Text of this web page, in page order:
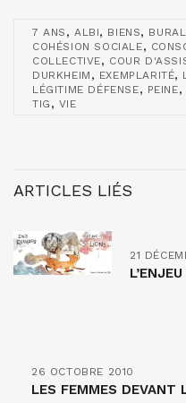
7 ANS , ALBI, BIENS,
COHÉSION SOCIALE,
COLLECTIVE, COUR
DURKHEIM , EXEMPLARITÉ,
LÉGITIME DÉFENSE, PEINE,
TIG , VIE
ARTICLES LIÉS
21
26 OCTOBRE 2010
LES FEMMES DEVANT